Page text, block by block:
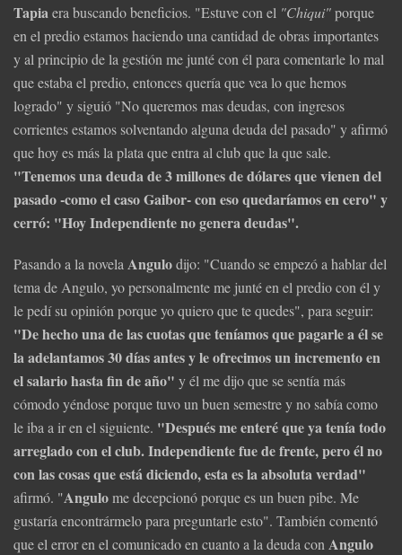
Tapiaera buscando beneficios. "Estuve con el "Chiqui"porque
en el predio estamos haciendo una cantidad de obras importantes
y al principio de la gestión me junté con él para comentarle lo mal
que estaba el predio, entonces quería que vea lo que hemos
logrado" y siguió "No queremos mas deudas, con ingresos
corrientes estamos solventando alguna deuda del pasado" y afirmó
que hoy es más la plata que entra al club que la que sale.
"Tenemos una deuda de 3 millones de dólares que vienen del
pasado -como el caso Gaibor- con eso quedaríamos en cero" y
cerró: "Hoy Independiente no genera deudas".
Pasando a la novela Angulodijo: "Cuando se empezó a hablar del
tema de Angulo, yo personalmente me junté en el predio con él y
le pedí su opinión porque yo quiero que te quedes", para seguir:
"De hecho una de las cuotas que teníamos que pagarle a él se
la adelantamos 30 días antes y le ofrecimos un incremento en
el salario hasta fin de año" y él me dijo que se sentía más
cómodo yéndose porque tuvo un buen semestre y no sabía como
le iba a ir en el siguiente. "Después me enteré que ya tenía todo
arreglado con el club. Independiente fue de frente, pero él no
con las cosas que está diciendo, esta es la absoluta verdad"
afirmó. "Angulome decepcionó porque es un buen pibe. Me
gustaría encontrármelo para preguntarle esto". También comentó
que el error en el comunicado en cuanto a la deuda con Angulo